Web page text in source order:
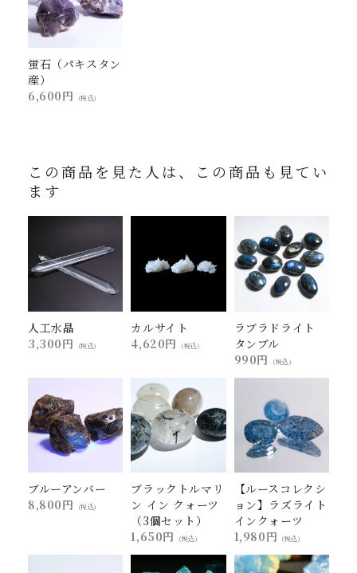
蛍石（パキスタン
産）
6,600円
(税込)
この商品を見た人は、この商品も見てい
ます
人工水晶
3,300円
(税込)
カルサイト
4,620円
(税込)
ラブラドライト
タンブル
990円
(税込)
ブルーアンバー
8,800円
(税込)
ブラックトルマリ
ン イン クォーツ
（3個セット）
1,650円
(税込)
【ルースコレクシ
ョン】ラズライト
インクォーツ
1,980円
(税込)